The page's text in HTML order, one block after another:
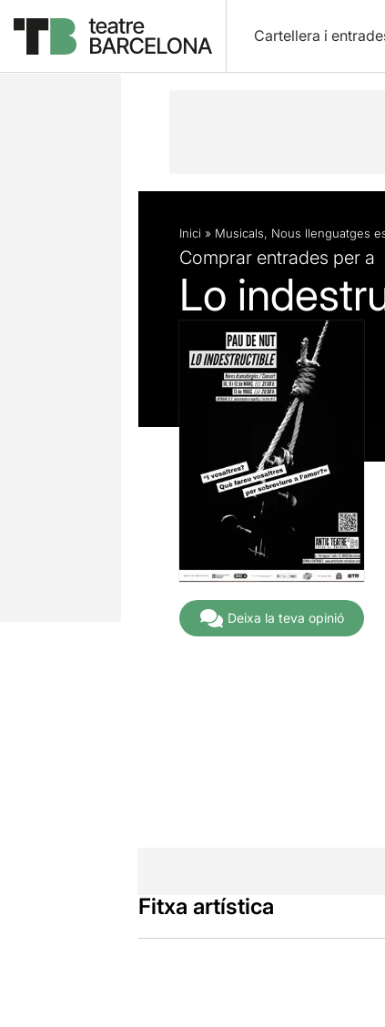
Cartellera i
Descripció Fitxa artística
Inici » Musicals, Nous llenguatges
Comprar entrades per a
Lo
Deixa la teva opinió
Fitxa artística